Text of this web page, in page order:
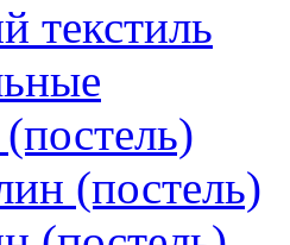
текстиль
(постель)